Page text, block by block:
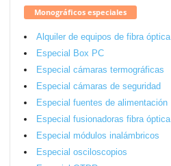
Monográficos especiales
Alquiler de equipos de fibra óptica
Especial Box PC
Especial cámaras termográficas
Especial cámaras de seguridad
Especial fuentes de alimentación
Especial fusionadoras fibra óptica
Especial módulos inalámbricos
Especial osciloscopios